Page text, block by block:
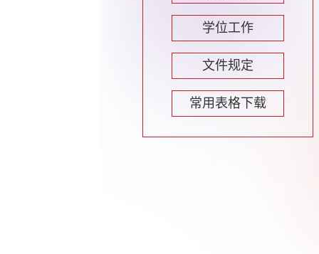
学位工作
文件规定
常用表格下载